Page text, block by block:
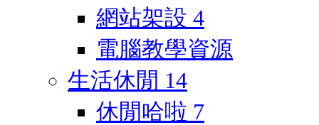
網站架設 4
電腦教學資源
生活休閒 14
休閒哈啦 7